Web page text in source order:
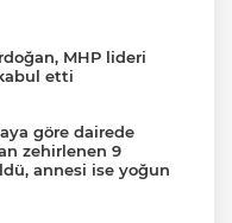
MHP lideri
etti
göre dairede
zehirlenen 9
annesi ise yoğun